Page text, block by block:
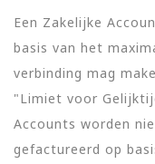
Een Zakelijke
basis van het
verbinding mag
"Limiet voor
Accounts worden
gefactureerd op